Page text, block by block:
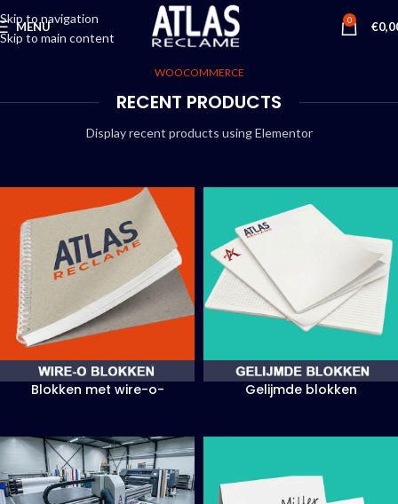
Skip to navigation
Skip to main content
MENU 0 €
WOOCOMMERCE
RECENT PRODUCTS
Display recent products using Elementor
Blokken met wire-o-
Gelijmde blokken